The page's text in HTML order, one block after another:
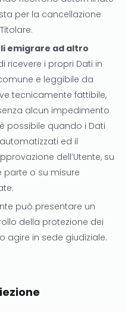
per la cancellazione
emigrare ad altro
ricevere i propri Dati in
e leggibile da
tecnicamente fattibile,
alcun impedimento
possibile quando i Dati
ed il
dell’Utente, su
parte o su misure
può presentare un
della protezione dei
agire in sede giudiziale.